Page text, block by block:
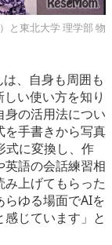
と東北大学 理学部 物
、自身も周囲も
い使い方を知り
身の活用法につい
を手書きから写真
式に変換し、作
英語の会話練習相
上げてもらった
らゆる場面でAIを
じています」と